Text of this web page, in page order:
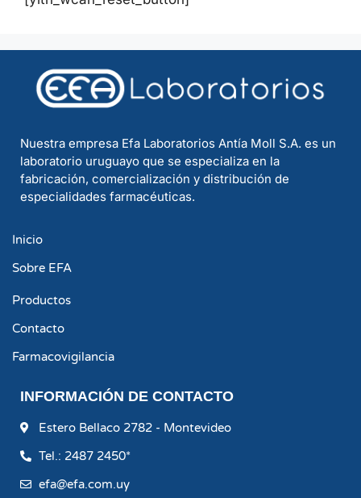
Nuestra empresa Efa Laboratorios Antía Moll S.A. es un
laboratorio uruguayo que se especializa en la
fabricación, comercialización y distribución de
especialidades farmacéuticas.
Inicio
Sobre EFA
Productos
Contacto
Farmacovigilancia
INFORMACIÓN DE CONTACTO
Estero Bellaco 2782 - Montevideo
Tel.: 2487 2450*
efa@efa.com.uy